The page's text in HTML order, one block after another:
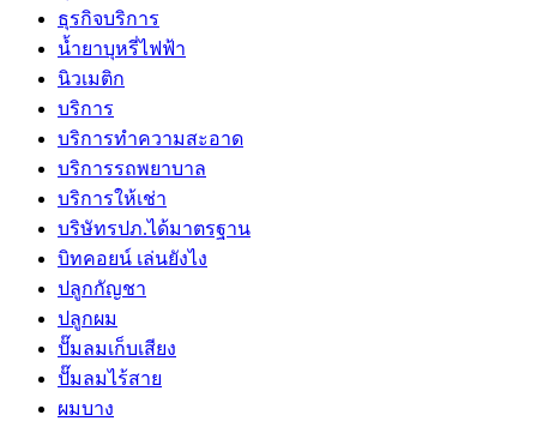
ธุรกิจบริการ
น้ำยาบุหรี่ไฟฟ้า
นิวเมติก
บริการ
บริการทำความสะอาด
บริการรถพยาบาล
บริการให้เช่า
บริษัทรปภ.ได้มาตรฐาน
บิทคอยน์ เล่นยังไง
ปลูกกัญชา
ปลูกผม
ปั๊มลมเก็บเสียง
ปั๊มลมไร้สาย
ผมบาง